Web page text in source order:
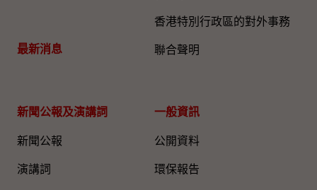
最新消息
香港特別行政區的對外事務
聯合聲明
新聞公報及演講詞
新聞公報
演講詞
一般資訊​
公開資料
環保報告